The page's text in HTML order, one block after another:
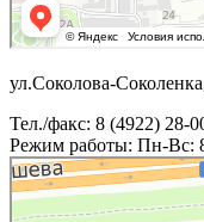
ул.Соколова-
Тел./факс: 8 (4922) 28-
Режим работы: Пн-Вс: